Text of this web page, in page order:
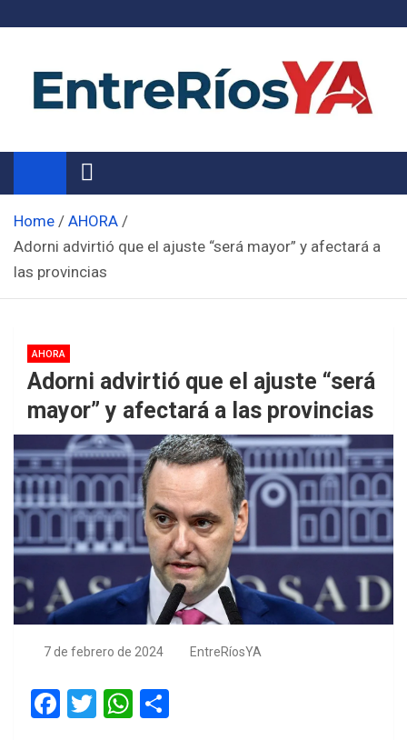
Noticias de Entre Ríos
Información de toda la provincia ahora
Home
AHORA
Adorni advirtió que el ajuste “será mayor” y afectará a
las provincias
AHORA
Adorni advirtió que el ajuste “será
mayor” y afectará a las provincias
7 de febrero de 2024 EntreRíosYA
F
T
W